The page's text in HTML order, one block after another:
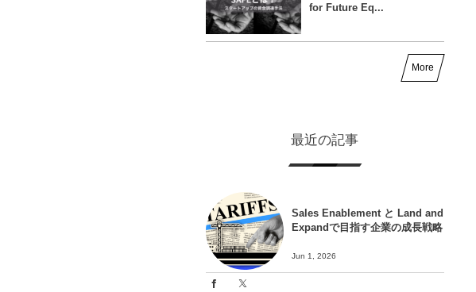
for Future Eq...
More
最近の記事
Sales Enablement と Land and
Expandで目指す企業の成長戦略
Jun 1, 2026